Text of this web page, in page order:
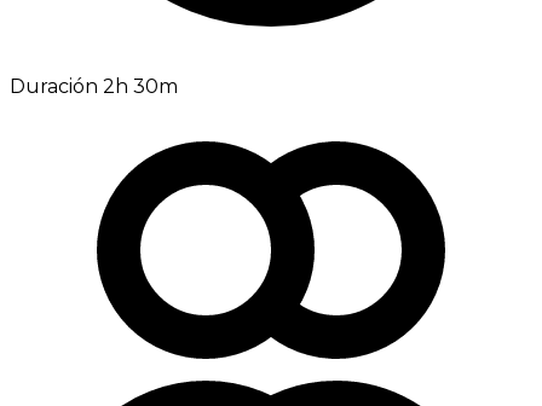
Duración 2h 30m